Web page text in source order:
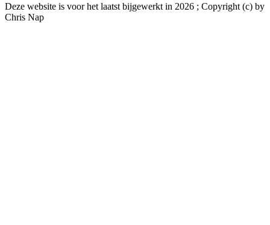
Deze website is voor het laatst bijgewerkt in 2026 ; Copyright (c) by
Chris Nap